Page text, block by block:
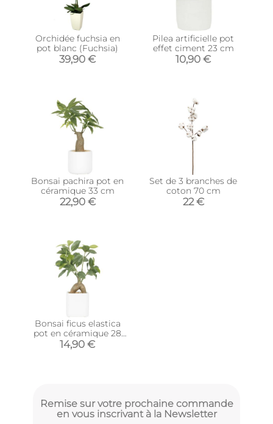
Orchidée fuchsia en
pot blanc (Fuchsia)
39,90 €
Pilea artificielle pot
effet ciment 23 cm
10,90 €
Bonsai pachira pot en
céramique 33 cm
22,90 €
Set de 3 branches de
coton 70 cm
22 €
Bonsai ficus elastica
pot en céramique 28
cm
14,90 €
Remise sur votre prochaine commande
en vous inscrivant à la Newsletter